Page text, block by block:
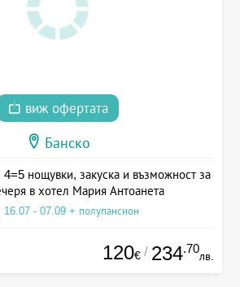
виж офертата
Банско
4=5 нощувки, закуска и възможност за
в хотел Мария Антоанета
16.07 - 07.09 + полупансион
120€ / 234.70
лв.